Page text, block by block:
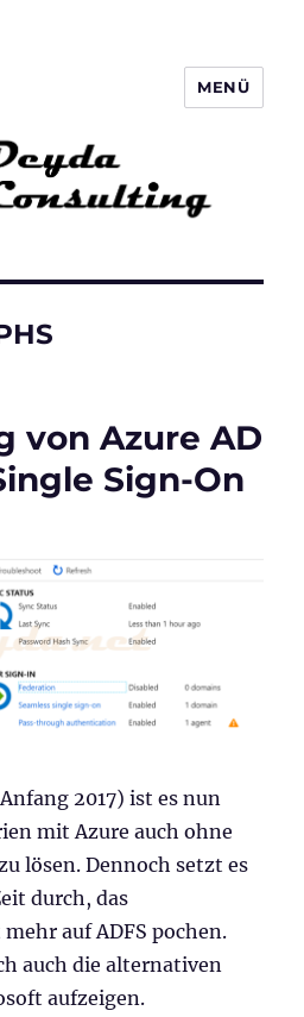
MENÜ
von Azure AD
Sign-On
2017) ist es nun
mit Azure auch ohne
lösen. Dennoch setzt es
durch, das
auf ADFS pochen.
auch die alternativen
aufzeigen.